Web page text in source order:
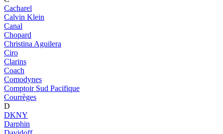
Cacharel
Calvin Klein
Canal
Chopard
Christina Aguilera
Ciro
Clarins
Coach
Comodynes
Comptoir Sud Pacifique
Courrèges
D
DKNY
Darphin